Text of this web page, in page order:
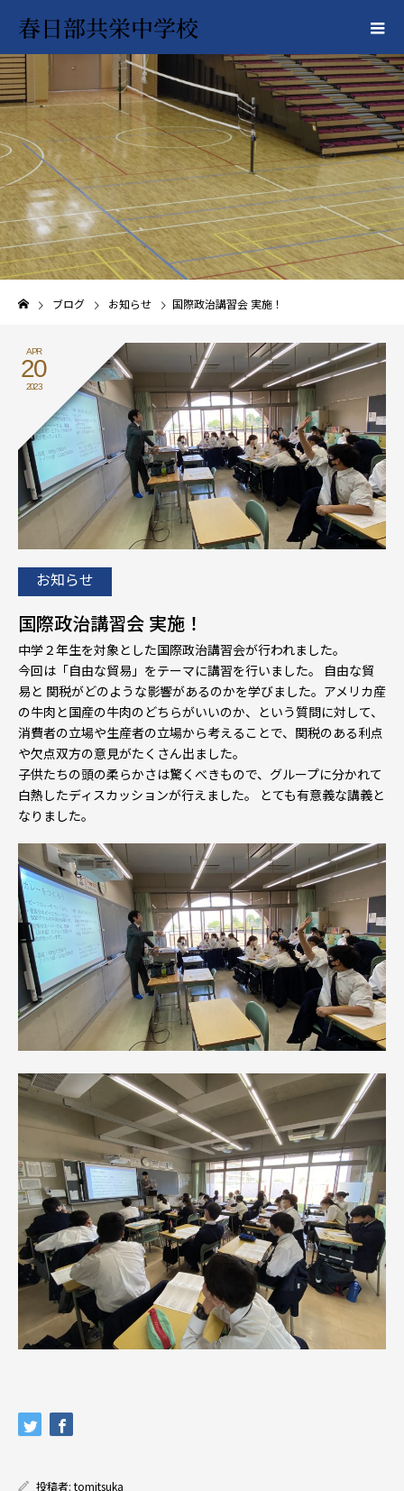
春日部共栄中学校
ブログ お知らせ 国際政治講習会 実施！
APR
20
2023
お知らせ
国際政治講習会 実施！
中学２年生を対象とした国際政治講習会が行われました。
今回は「自由な貿易」をテーマに講習を行いました。 自由な貿
易と 関税がどのような影響があるのかを学びました。アメリカ産
の牛肉と国産の牛肉のどちらがいいのか、という質問に対して、
消費者の立場や生産者の立場から考えることで、関税のある利点
や欠点双方の意見がたくさん出ました。
子供たちの頭の柔らかさは驚くべきもので、グループに分かれて
白熱したディスカッションが行えました。 とても有意義な講義と
なりました。
投稿者:tomitsuka